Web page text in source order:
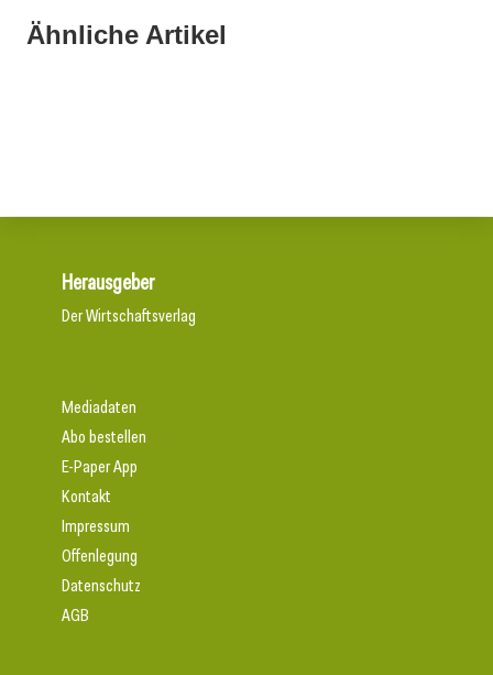
Ähnliche Artikel
21. Juli 2026
Herausgeber
Der Wirtschaftsverlag
Mediadaten
Abo bestellen
E-Paper App
Kontakt
Impressum
Offenlegung
Datenschutz
AGB